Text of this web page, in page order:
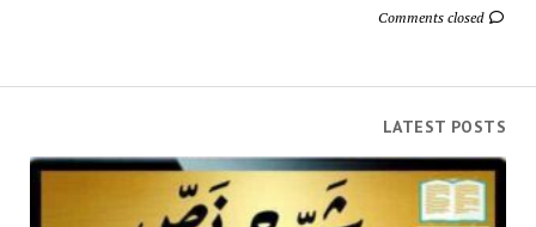
Comments closed
LATEST POSTS